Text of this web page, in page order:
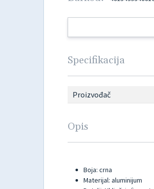
Specifikacija
Proizvođač
Opis
Boja: crna
Materijal: aluminijum